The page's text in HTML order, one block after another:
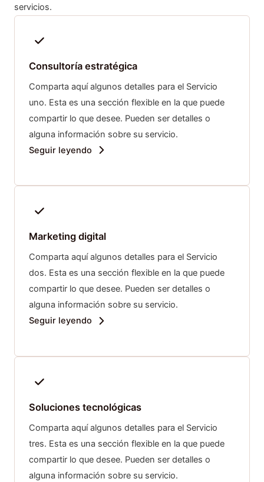
servicios.
Consultoría estratégica
Comparta aquí algunos detalles para el Servicio
uno. Esta es una sección flexible en la que puede
compartir lo que desee. Pueden ser detalles o
alguna información sobre su servicio.
Seguir leyendo
Marketing digital
Comparta aquí algunos detalles para el Servicio
dos. Esta es una sección flexible en la que puede
compartir lo que desee. Pueden ser detalles o
alguna información sobre su servicio.
Seguir leyendo
Soluciones tecnológicas
Comparta aquí algunos detalles para el Servicio
tres. Esta es una sección flexible en la que puede
compartir lo que desee. Pueden ser detalles o
alguna información sobre su servicio.